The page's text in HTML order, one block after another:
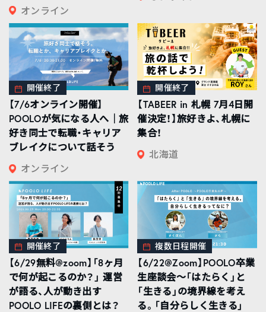
オンライン
開催終了
【7/6オンライン開催】
POOLOが気になる人へ｜旅
好き同士で転職・キャリア
ブレイクについて話そう
オンライン
開催終了
【TABEER in 札幌 7月4日開
催決定！】旅好きよ、札幌に
集合！
北海道
開催終了
【6/29無料@zoom】「8ヶ月
で何が起こるのか？」 運営
が語る、人が動き出す
POOLO LIFEの裏側とは？
複数日程開催
【6/22@Zoom】POOLO卒業
生座談会〜「はたらく」と
「生きる」の境界線を考え
る。「自分らしく生きる」